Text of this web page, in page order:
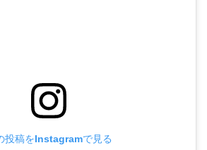
投稿をInstagramで見る